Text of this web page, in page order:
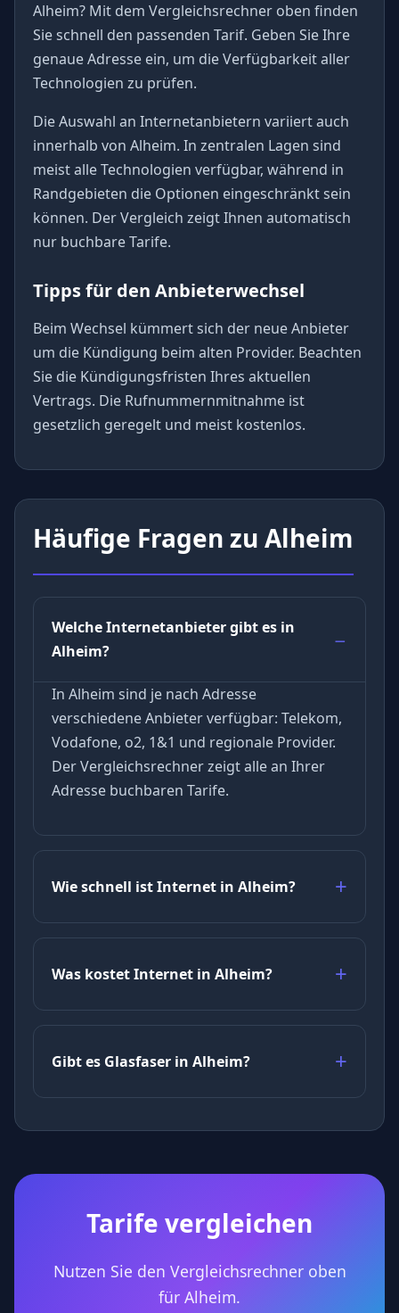
Alheim? Mit dem Vergleichsrechner oben finden
Sie schnell den passenden Tarif. Geben Sie Ihre
genaue Adresse ein, um die Verfügbarkeit aller
Technologien zu prüfen.
Die Auswahl an Internetanbietern variiert auch
innerhalb von Alheim. In zentralen Lagen sind
meist alle Technologien verfügbar, während in
Randgebieten die Optionen eingeschränkt sein
können. Der Vergleich zeigt Ihnen automatisch
nur buchbare Tarife.
Tipps für den Anbieterwechsel
Beim Wechsel kümmert sich der neue Anbieter
um die Kündigung beim alten Provider. Beachten
Sie die Kündigungsfristen Ihres aktuellen
Vertrags. Die Rufnummernmitnahme ist
gesetzlich geregelt und meist kostenlos.
Häufige Fragen zu Alheim
Welche Internetanbieter gibt es in
Alheim?
In Alheim sind je nach Adresse
verschiedene Anbieter verfügbar: Telekom,
Vodafone, o2, 1&1 und regionale Provider.
Der Vergleichsrechner zeigt alle an Ihrer
Adresse buchbaren Tarife.
Wie schnell ist Internet in Alheim?
Was kostet Internet in Alheim?
Gibt es Glasfaser in Alheim?
Tarife vergleichen
Nutzen Sie den Vergleichsrechner oben
für Alheim.